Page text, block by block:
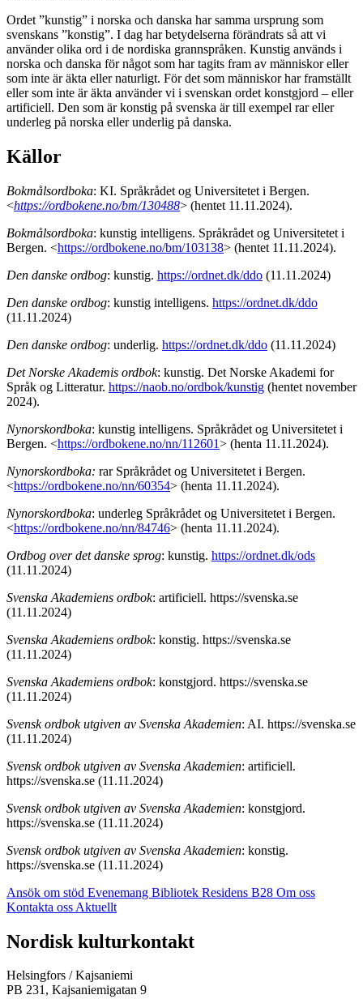
Ordet ”kunstig” i norska och danska har samma ursprung som
svenskans ”konstig”. I dag har betydelserna förändrats så att vi
använder olika ord i de nordiska grannspråken. Kunstig används i
norska och danska för något som har tagits fram av människor eller
som inte är äkta eller naturligt. För det som människor har framställt
eller som inte är äkta använder vi i svenskan ordet konstgjord – eller
artificiell. Den som är konstig på svenska är till exempel rar eller
underleg på norska eller underlig på danska.
Källor
Bokmålsordboka: KI. Språkrådet og Universitetet i Bergen.
<https://ordbokene.no/bm/130488> (hentet 11.11.2024).
Bokmålsordboka: kunstig intelligens. Språkrådet og Universitetet i
Bergen. <https://ordbokene.no/bm/103138> (hentet 11.11.2024).
Den danske ordbog: kunstig. https://ordnet.dk/ddo (11.11.2024)
Den danske ordbog: kunstig intelligens. https://ordnet.dk/ddo
(11.11.2024)
Den danske ordbog: underlig. https://ordnet.dk/ddo (11.11.2024)
Det Norske Akademis ordbok: kunstig. Det Norske Akademi for
Språk og Litteratur. https://naob.no/ordbok/kunstig (hentet november
2024).
Nynorskordboka: kunstig intelligens. Språkrådet og Universitetet i
Bergen. <https://ordbokene.no/nn/112601> (henta 11.11.2024).
Nynorskordboka: rar Språkrådet og Universitetet i Bergen.
<https://ordbokene.no/nn/60354> (henta 11.11.2024).
Nynorskordboka: underleg Språkrådet og Universitetet i Bergen.
<https://ordbokene.no/nn/84746> (henta 11.11.2024).
Ordbog over det danske sprog: kunstig. https://ordnet.dk/ods
(11.11.2024)
Svenska Akademiens ordbok: artificiell. https://svenska.se
(11.11.2024)
Svenska Akademiens ordbok: konstig. https://svenska.se
(11.11.2024)
Svenska Akademiens ordbok: konstgjord. https://svenska.se
(11.11.2024)
Svensk ordbok utgiven av Svenska Akademien: AI. https://svenska.se
(11.11.2024)
Svensk ordbok utgiven av Svenska Akademien: artificiell.
https://svenska.se (11.11.2024)
Svensk ordbok utgiven av Svenska Akademien: konstgjord.
https://svenska.se (11.11.2024)
Svensk ordbok utgiven av Svenska Akademien: konstig.
https://svenska.se (11.11.2024)
Ansök om stöd Evenemang Bibliotek Residens B28 Om oss
Kontakta oss Aktuellt
Facebook:
Öppnas
en
ny
Instagram:
Öppnas
en
ny
TikTok:
Öppnas
en
ny
Youtube:
Öppnas
en
ny
Vimeo:
Öppnas
en
ny
Nordisk kulturkontakt
Helsingfors / Kajsaniemi
PB 231, Kajsaniemigatan 9